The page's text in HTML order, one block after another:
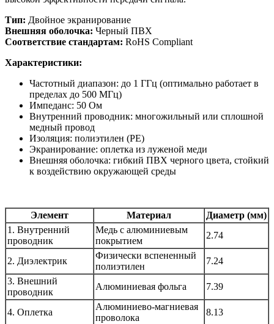
RF-N-175 RF-N-176
TNC-разъем типа
"папа", угловой,
для кабеля
LMR300.
Переходник с TNC-
"мама".
Переходник с
"мама".
RF-N-178 RF-N-179 RF-N-180
Переходник с
TNC-разъема типа
"папа" на N-
разъем типа
Переходник с TNC-
разъема типа
"папа" на SMA-
разъем типа "папа",
с фланцем для
крепления с
определенным
Тип: Двойное экранирование
Внешняя оболочка: Черный ПВХ
Соответствие стандартам: RoHS Compliant
Характеристики:
Частотный диапазон: до 1 ГГц (оптимально работает в
пределах до 500 МГц)
Импеданс: 50 Ом
Внутренний проводник: многожильный или сплошной
медный провод
Изоляция: полиэтилен (PE)
Экранирование: оплетка из луженой меди
Внешняя оболочка: гибкий ПВХ черного цвета, стойкий
к воздействию окружающей среды
Элемент Материал
Диаметр (мм)
1. Внутренний
проводник
Медь с алюминиевым
покрытием
2.74
2. Диэлектрик
Физически вспененный
полиэтилен
7.24
3. Внешний
проводник
Алюминиевая фольга 7.39
4. Оплетка
Алюминиево-магниевая
проволока
8.13